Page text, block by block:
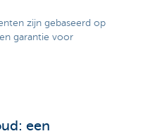
zijn gebaseerd op
garantie voor
een